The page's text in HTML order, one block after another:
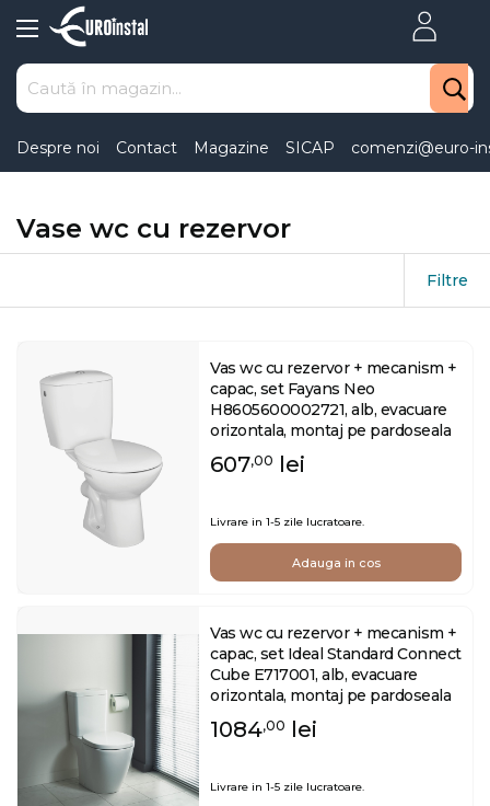
to
Content
Despre noi Contact Magazine SICAP comenzi@euro-
Vase wc cu rezervor
Filtre
Vas wc cu rezervor + mecanism +
capac, set Fayans Neo
H8605600002721, alb, evacuare
orizontala, montaj pe pardoseala
607,00 lei
Livrare in 1-5 zile lucratoare.
Adauga in cos
Vas wc cu rezervor + mecanism +
capac, set Ideal Standard Connect
Cube E717001, alb, evacuare
orizontala, montaj pe pardoseala
1084,00 lei
Livrare in 1-5 zile lucratoare.